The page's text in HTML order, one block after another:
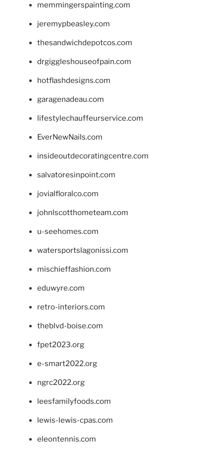
memmingerspainting.com
jeremypbeasley.com
thesandwichdepotcos.com
drgiggleshouseofpain.com
hotflashdesigns.com
garagenadeau.com
lifestylechauffeurservice.com
EverNewNails.com
insideoutdecoratingcentre.com
salvatoresinpoint.com
jovialfloralco.com
johnlscotthometeam.com
u-seehomes.com
watersportslagonissi.com
mischieffashion.com
eduwyre.com
retro-interiors.com
theblvd-boise.com
fpet2023.org
e-smart2022.org
ngrc2022.org
leesfamilyfoods.com
lewis-lewis-cpas.com
eleontennis.com